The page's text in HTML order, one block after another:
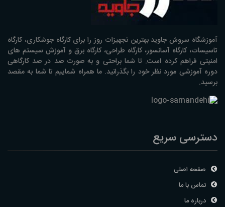
آموزشگاه سروش جاوید بهترین تجهیزات روز را برای کارگاه جوشکاری، کارگاه
تاسیسات، کارگاه آسانسور، کارگاه طراحی، کارگاه برق و آموزش سیستم های
امنیتی فراهم کرده است. تا شما براحتی و به صورت صد در صد کارگاهی
دوره آموزشی مورد نظر خود را بگذرانید. ما همراه شماییم تا شما به مقصد
برسید.
دسترسی سریع
صفحه اصلی
تماس با ما
درباره ما